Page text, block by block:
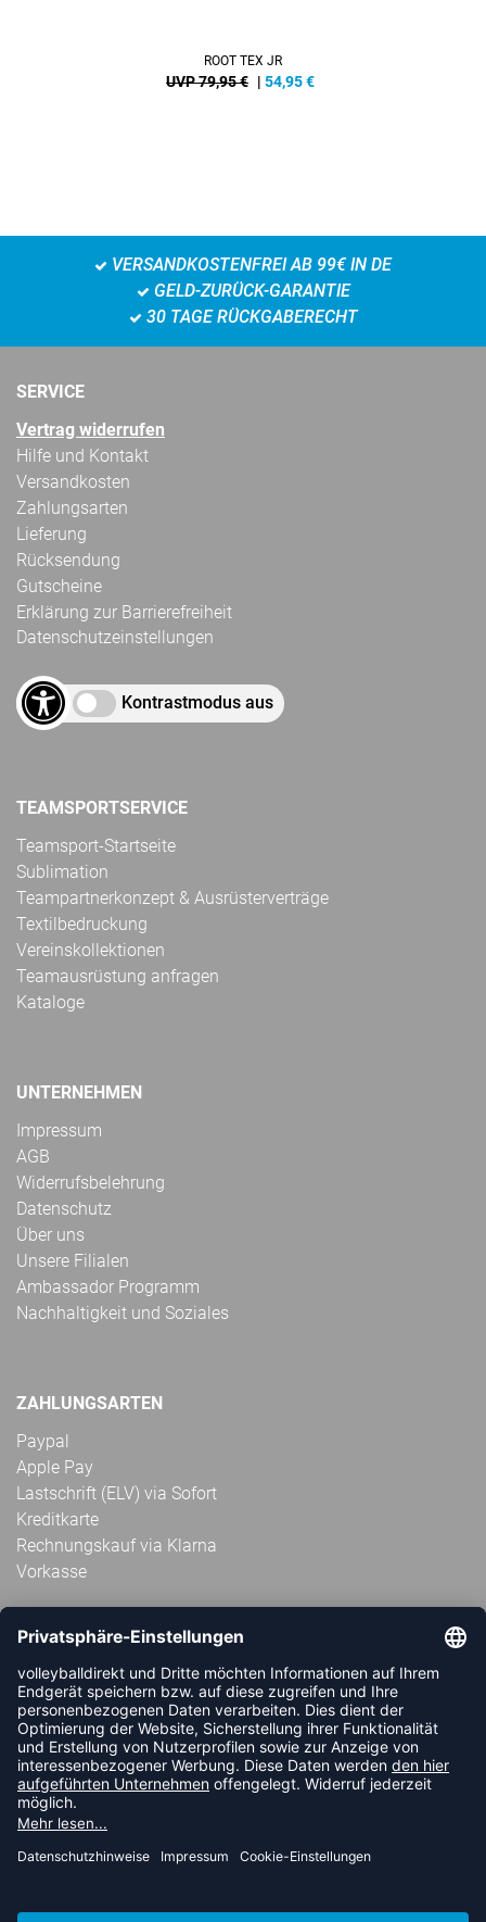
ROOT TEX JR
UVP 79,95 € | 54,95€
VERSANDKOSTENFREI AB 99€ IN DE
GELD-ZURÜCK-GARANTIE
30 TAGE RÜCKGABERECHT
SERVICE
Vertrag widerrufen
Hilfe und Kontakt
Versandkosten
Zahlungsarten
Lieferung
Rücksendung
Gutscheine
Erklärung zur Barrierefreiheit
Datenschutzeinstellungen
Kontrastmodus aus
TEAMSPORTSERVICE
Teamsport-Startseite
Sublimation
Teampartnerkonzept & Ausrüsterverträge
Textilbedruckung
Vereinskollektionen
Teamausrüstung anfragen
Kataloge
UNTERNEHMEN
Impressum
AGB
Widerrufsbelehrung
Datenschutz
Über uns
Unsere Filialen
Ambassador Programm
Nachhaltigkeit und Soziales
ZAHLUNGSARTEN
Paypal
Apple Pay
Lastschrift (ELV) via Sofort
Kreditkarte
Rechnungskauf via Klarna
Vorkasse
ABONNIERE JETZT DEN KOSTENLOSEN
VOLLEYBALLDIREKT-NEWSLETTER UND VERPASSE KEINE
NEUIGKEIT ODER AKTION MEHR.
JETZT ANMELDEN